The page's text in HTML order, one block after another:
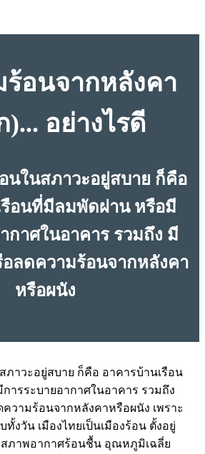
อนจากหลังคา
)... อย่างไรดี
นในสภาวะอยู่สบาย ก็คือ
รือนที่มีลมพัดผ่าน หรือมี
กาศในอาคาร รวมถึง มี
ลดความร้อนจากหลังคา
หรือผนัง
ภาวะอยู่สบาย ก็คือ อาคารบ้านเรือน
ารระบายอากาศในอาคาร รวมถึง
วามร้อนจากหลังคาหรือผนัง เพราะ
ทั้งวัน เมืองไทยเป็นเมืองร้อน ตั้งอยู่
ภาพอากาศร้อนชื้น อุณหภูมิเฉลี่ย